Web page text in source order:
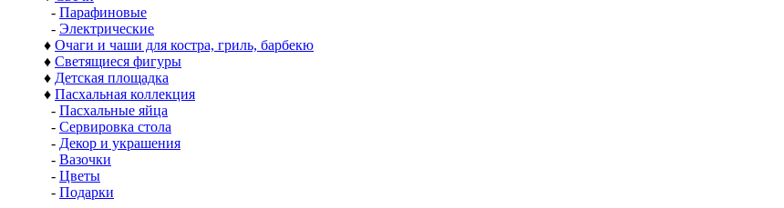
- Парафиновые
- Электрические
♦ Очаги и чаши для костра, гриль, барбекю
♦ Светящиеся фигуры
♦ Детская площадка
♦ Пасхальная коллекция
- Пасхальные яйца
- Сервировка стола
- Декор и украшения
- Вазочки
- Цветы
- Подарки